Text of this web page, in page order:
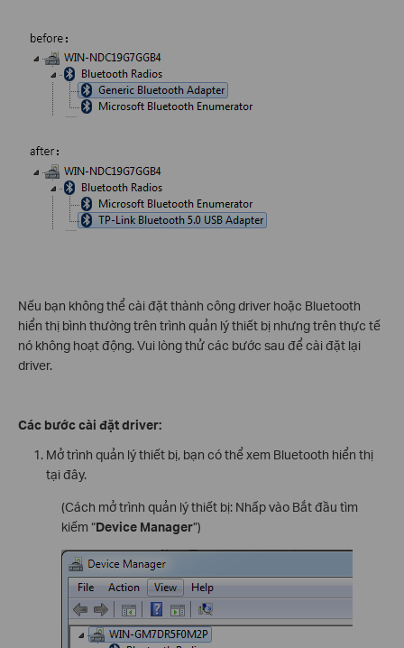
Nếu bạn không thể cài đặt thành công driver hoặc Bluetooth
hiển thị bình thường trên trình quản lý thiết bị nhưng trên thực tế
nó không hoạt động. Vui lòng thử các bước sau để cài đặt lại
driver.
Các bước cài đặt driver:
Mở trình quản lý thiết bị, bạn có thể xem Bluetooth hiển thị
tại đây.
(Cách mở trình quản lý thiết bị: Nhấp vào Bắt đầu tìm
kiếm “Device Manager”)